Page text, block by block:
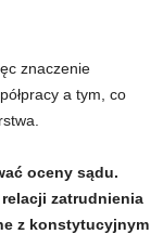
znaczenie
a tym, co
oceny sądu.
zatrudnienia
z konstytucyjnym